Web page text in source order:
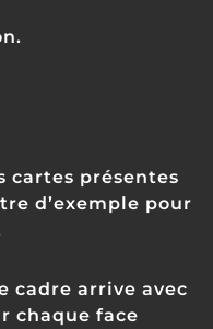
cartes présentes
d’exemple pour
cadre arrive avec
chaque face